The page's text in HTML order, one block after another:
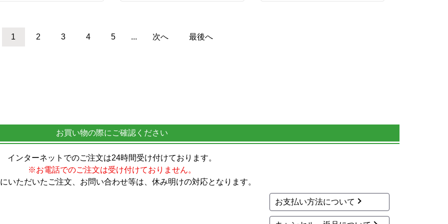
1 2 3 4 5 ... 次へ 最後へ
お買い物の際にご確認ください
インターネットでのご注文は24時間受け付けております。
※お電話でのご注文は受け付けておりません。
いただいたご注文、お問い合わせ等は、休み明けの対応となります。
お支払い方法について